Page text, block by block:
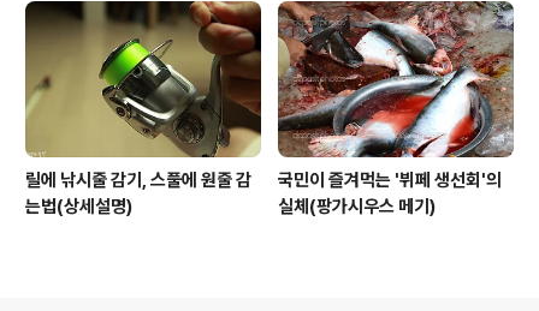
릴에 낚시줄 감기, 스풀에 원줄 감
는법(상세설명)
국민이 즐겨먹는 '뷔페 생선회'의
실체(팡가시우스 메기)